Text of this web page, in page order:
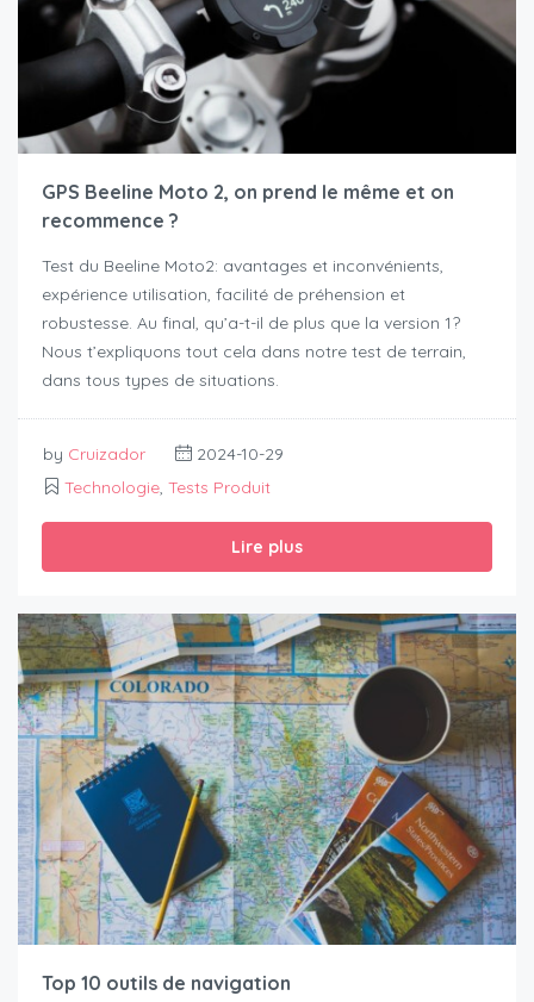
GPS Beeline Moto 2, on prend le même et on
recommence ?
Test du Beeline Moto2: avantages et inconvénients,
expérience utilisation, facilité de préhension et
robustesse. Au final, qu’a-t-il de plus que la version 1?
Nous t’expliquons tout cela dans notre test de terrain,
dans tous types de situations.
by Cruizador
2024-10-29
Technologie, Tests Produit
Lire plus
Top 10 outils de navigation